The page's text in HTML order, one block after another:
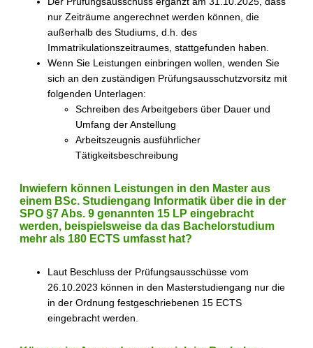
nur Zeiträume angerechnet werden können, die
außerhalb des Studiums, d.h. des
Immatrikulationszeitraumes, stattgefunden haben.
Wenn Sie Leistungen einbringen wollen, wenden Sie
sich an den zuständigen Prüfungsausschutzvorsitz mit
folgenden Unterlagen:
Schreiben des Arbeitgebers über Dauer und
Umfang der Anstellung
Arbeitszeugnis ausführlicher
Tätigkeitsbeschreibung
Inwiefern können Leistungen in den Master aus
einem BSc. Studiengang Informatik über die in der
SPO §7 Abs. 9 genannten 15 LP eingebracht
werden, beispielsweise da das Bachelorstudium
mehr als 180 ECTS umfasst hat?
Laut Beschluss der Prüfungsausschüsse vom
26.10.2023 können in den Masterstudiengang nur die
in der Ordnung festgeschriebenen 15 ECTS
eingebracht werden.